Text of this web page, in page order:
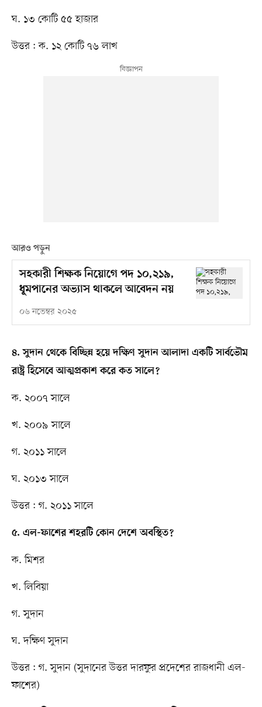
ঘ. ১৩ কোটি ৫৫ হাজার
উত্তর : ক. ১২ কোটি ৭৬ লাখ
আরও পড়ুন
সহকারী শিক্ষক নিয়োগে পদ ১০,২১৯,
ধূমপানের অভ্যাস থাকলে আবেদন নয়
০৬ নভেম্বর ২০২৫
৪. সুদান থেকে বিচ্ছিন্ন হয়ে দক্ষিণ সুদান আলাদা একটি সার্বভৌম
রাষ্ট্র হিসেবে আত্মপ্রকাশ করে কত সালে?
ক. ২০০৭ সালে
খ. ২০০৯ সালে
গ. ২০১১ সালে
ঘ. ২০১৩ সালে
উত্তর : গ. ২০১১ সালে
৫. এল-ফাশের শহরটি কোন দেশে অবস্থিত?
ক. মিশর
খ. লিবিয়া
গ. সুদান
ঘ. দক্ষিণ সুদান
উত্তর : গ. সুদান (সুদানের উত্তর দারফুর প্রদেশের রাজধানী এল-
ফাশের)